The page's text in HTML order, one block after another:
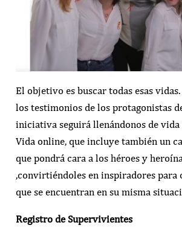
El objetivo es buscar todas esas vidas.
los testimonios de los protagonistas
iniciativa seguirá llenándonos de vida
Vida online, que incluye también un
que pondrá cara a los héroes y
,convirtiéndoles en inspiradores para
que se encuentran en su misma
Registro de Supervivientes